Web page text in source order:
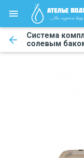
Система
солевым
arrow_back